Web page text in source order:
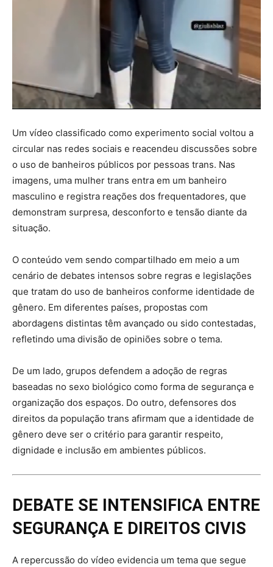
Um vídeo classificado como experimento social voltou a
circular nas redes sociais e reacendeu discussões sobre
o uso de banheiros públicos por pessoas trans. Nas
imagens, uma mulher trans entra em um banheiro
masculino e registra reações dos frequentadores, que
demonstram surpresa, desconforto e tensão diante da
situação.
O conteúdo vem sendo compartilhado em meio a um
cenário de debates intensos sobre regras e legislações
que tratam do uso de banheiros conforme identidade de
gênero. Em diferentes países, propostas com
abordagens distintas têm avançado ou sido contestadas,
refletindo uma divisão de opiniões sobre o tema.
De um lado, grupos defendem a adoção de regras
baseadas no sexo biológico como forma de segurança e
organização dos espaços. Do outro, defensores dos
direitos da população trans afirmam que a identidade de
gênero deve ser o critério para garantir respeito,
dignidade e inclusão em ambientes públicos.
DEBATE SE INTENSIFICA ENTRE
SEGURANÇA E DIREITOS CIVIS
A repercussão do vídeo evidencia um tema que segue